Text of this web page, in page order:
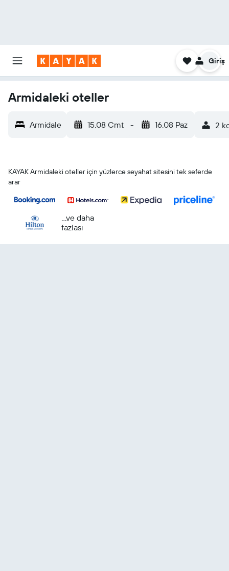
Giriş
Armidaleki oteller
Armidale 15.08 Cmt - 16.08 Paz 2
KAYAK Armidaleki oteller için yüzlerce seyahat sitesini tek seferde
arar
...ve daha
fazlası